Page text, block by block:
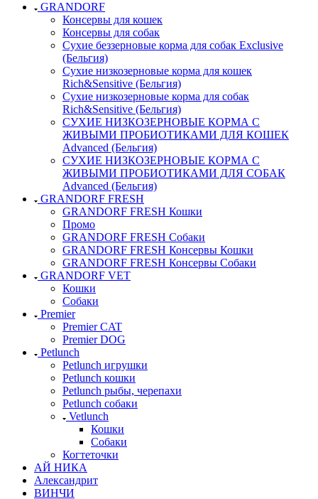
GRANDORF
Консервы для кошек
Консервы для собак
Сухие беззерновые корма для собак Exclusive
(Бельгия)
Сухие низкозерновые корма для кошек
Rich&Sensitive (Бельгия)
Сухие низкозерновые корма для собак
Rich&Sensitive (Бельгия)
СУХИЕ НИЗКОЗЕРНОВЫЕ КОРМА С
ЖИВЫМИ ПРОБИОТИКАМИ ДЛЯ КОШЕК
Advanced (Бельгия)
СУХИЕ НИЗКОЗЕРНОВЫЕ КОРМА С
ЖИВЫМИ ПРОБИОТИКАМИ ДЛЯ СОБАК
Advanced (Бельгия)
GRANDORF FRESH
GRANDORF FRESH Кошки
Промо
GRANDORF FRESH Собаки
GRANDORF FRESH Консервы Кошки
GRANDORF FRESH Консервы Собаки
GRANDORF VET
Кошки
Собаки
Premier
Premier CAT
Premier DOG
Petlunch
Petlunch игрушки
Petlunch кошки
Petlunch рыбы, черепахи
Petlunch собаки
Vetlunch
Кошки
Собаки
Когтеточки
АЙ НИКА
Александрит
ВИНЧИ